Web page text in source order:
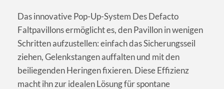
Das innovative Pop-Up-System Des Defacto
Faltpavillons ermöglicht es, den Pavillon in wenigen
Schritten aufzustellen: einfach das Sicherungsseil
ziehen, Gelenkstangen auffalten und mit den
beiliegenden Heringen fixieren. Diese Effizienz
macht ihn zur idealen Lösung für spontane